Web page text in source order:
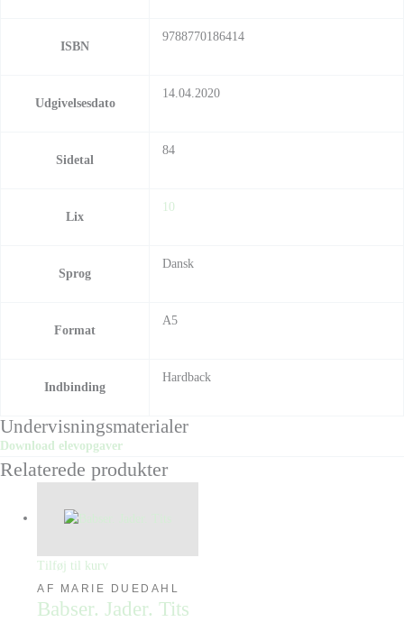
ISBN
9788770186414
Udgivelsesdato
14.04.2020
Sidetal
84
Lix
10
Sprog
Dansk
Format
A5
Indbinding
Hardback
Undervisningsmaterialer
Download elevopgaver
Relaterede produkter
Tilføj til kurv
AF MARIE DUEDAHL
Babser. Jader. Tits